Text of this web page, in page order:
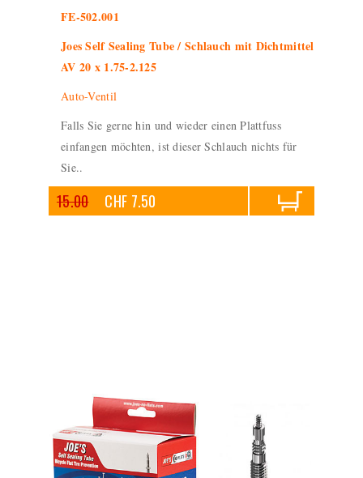
FE-502.001
Joes Self Sealing Tube / Schlauch mit Dichtmittel
AV 20 x 1.75-2.125
Auto-Ventil
Falls Sie gerne hin und wieder einen Plattfuss
einfangen möchten, ist dieser Schlauch nichts für
Sie..
15.00 CHF 7.50